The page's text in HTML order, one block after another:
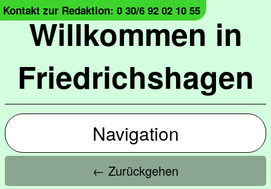
Willkommen in
Friedrichshagen
Kontakt zur Redaktion: 0 30/6 92 02 10 55
Navigation
← Zurückgehen